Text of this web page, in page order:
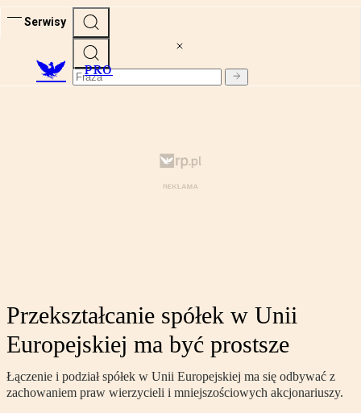
Serwisy
PRO
Przekształcanie spółek w Unii
Europejskiej ma być prostsze
Łączenie i podział spółek w Unii Europejskiej ma się odbywać z
zachowaniem praw wierzycieli i mniejszościowych akcjonariuszy.